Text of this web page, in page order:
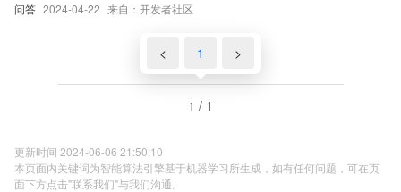
问答 2024-04-22 来自：开发者社区
< 1 >
1 / 1
更新时间 2024-06-06 21:50:10
本页面内关键词为智能算法引擎基于机器学习所生成，如有任何问题，可在页
面下方点击"联系我们"与我们沟通。